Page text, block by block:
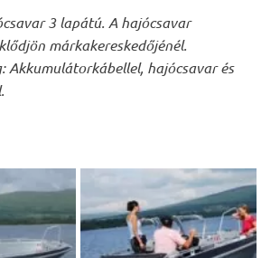
3 lapátú. A hajócsavar
márkakereskedőjénél.
Akkumulátorkábellel, hajócsavar és